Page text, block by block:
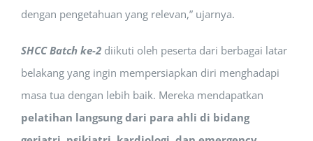
dengan pengetahuan yang relevan,” ujarnya.
SHCC Batch ke-2 diikuti oleh peserta dari berbagai latar
belakang yang ingin mempersiapkan diri menghadapi
masa tua dengan lebih baik. Mereka mendapatkan
pelatihan langsung dari para ahli di bidang